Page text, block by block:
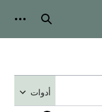
بحث
أدوات